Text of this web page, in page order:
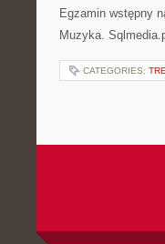
Egzamin wstępny
Muzyka.
CATEGORIES: